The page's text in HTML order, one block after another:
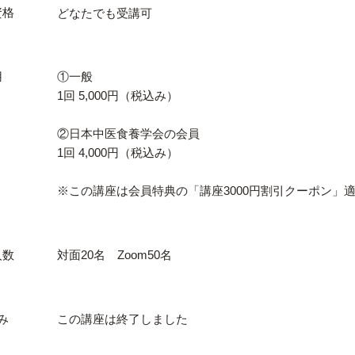
どなたでも受講可
①一般
1回 5,000円（税込み）
②日本中医食養学会の会員
1回 4,000円（税込み）
※この講座は会員特典の「講座3000円割引クーポン」
対面20名 Zoom50名
この講座は終了しました